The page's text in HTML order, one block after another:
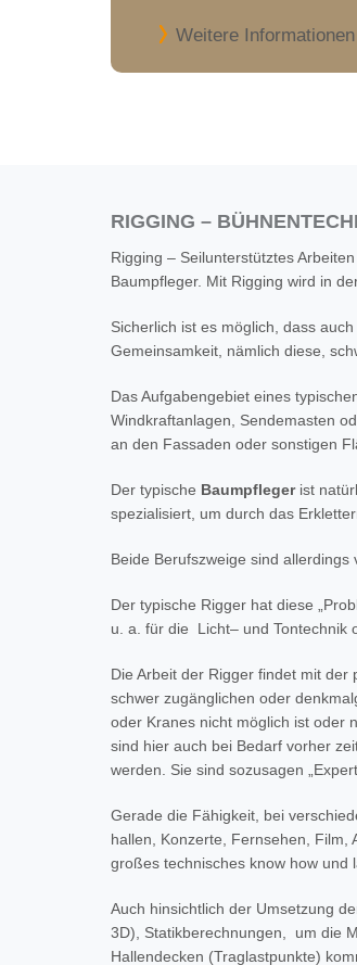
Weitere
RIGGING –
Rigging – Seilunterstütztes
Baumpfleger. Mit Rigging wird in
Sicherlich ist es möglich, dass
Gemeinsamkeit, nämlich diese,
Das Aufgabengebiet eines
Windkraftanlagen, Sendemasten
an den Fassaden oder sonstigen
Der typische Baumpflegerist
spezialisiert, um durch das
Beide Berufszweige sind
Der typische Rigger hat diese
u. a. für die Licht– und Tontechnik
Die Arbeit der Rigger findet mit
schwer zugänglichen oder
oder Kranes nicht möglich ist oder
sind hier auch bei Bedarf vorher
werden. Sie sind sozusagen
Gerade die Fähigkeit, bei
hallen, Konzerte, Fernsehen, Film,
großes technisches know how und
Auch hinsichtlich der Umsetzung
3D), Statikberechnungen, um die
Hallendecken (Traglastpunkte)